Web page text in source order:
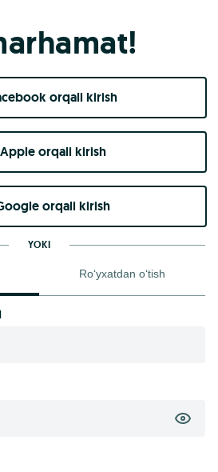
orqali kirish​
Apple orqali kirish
orqali kirish
YOKI
Ro‘yxatdan o‘tish